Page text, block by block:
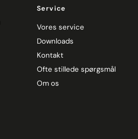
Service
Vores service
Downloads
Kontakt
Ofte stillede spørgsmål
Om os